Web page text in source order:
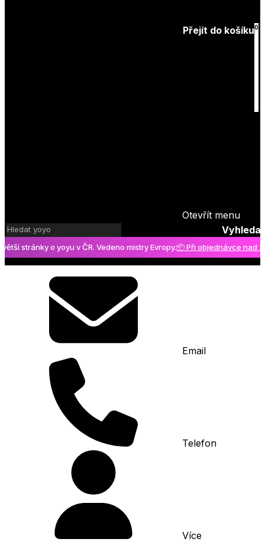
Přejít do košíku0
Otevřít menu
Vyhledat
stránky o yoyu v ČR. Vedeno mistry Evropy.📦 Při objednávce nad
Email
Telefon
Více